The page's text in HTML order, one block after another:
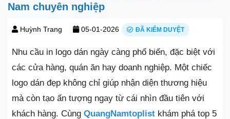
Nam chuyên nghiệp
Huỳnh Trang 05-01-2026 ĐÃ KIỂM DUYỆT
Nhu cầu in logo dán ngày càng phổ biến, đặc biệt với
các cửa hàng, quán ăn hay doanh nghiệp. Một chiếc
logo dán đẹp không chỉ giúp nhận diện thương hiệu
mà còn tạo ấn tượng ngay từ cái nhìn đầu tiên với
khách hàng. Cùng QuangNamtoplist khám phá top 5